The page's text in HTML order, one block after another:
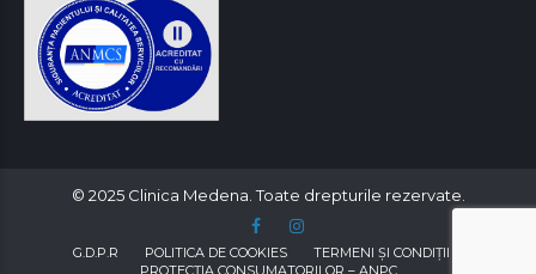
© 2025 Clinica Medena. Toate drepturile rezervate.
G.D.P.R POLITICA DE COOKIES
TERMENI ŞI CONDIȚII